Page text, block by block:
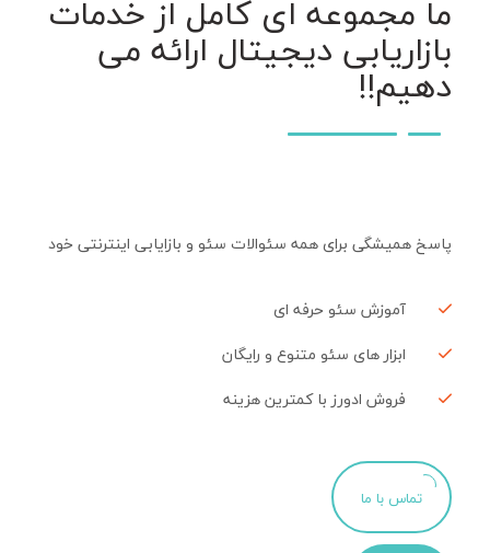
ما مجموعه ای کامل از خدمات
بازاریابی دیجیتال ارائه می
دهیم!!
پاسخ همیشگی برای همه سئوالات سئو و بازایابی اینترنتی خود
آموزش سئو حرفه ای
ابزار های سئو متنوع و رایگان
فروش ادورز با کمترین هزینه
تماس با ما